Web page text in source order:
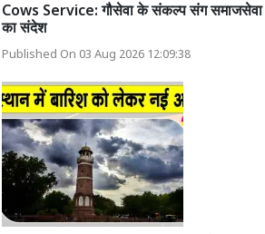
Cows Service: गौसेवा के संकल्प संग समाजसेवा
का संदेश
Published On 03 Aug 2026 12:09:38